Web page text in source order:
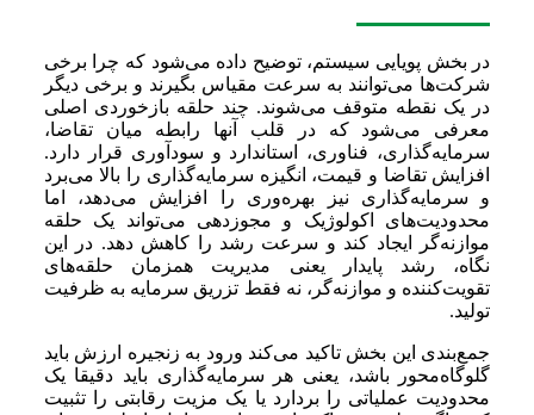
در بخش پویایی سیستم، توضیح داده می‌شود که چرا برخی
شرکت‌ها می‌توانند به سرعت مقیاس بگیرند و برخی دیگر
در یک نقطه متوقف می‌شوند. چند حلقه بازخوردی اصلی
معرفی می‌شود که در قلب آنها رابطه میان تقاضا،
سرمایه‌گذاری، فناوری، استاندارد و سودآوری قرار دارد.
افزایش تقاضا و قیمت، انگیزه سرمایه‌گذاری را بالا می‌برد
و سرمایه‌گذاری نیز بهره‌وری را افزایش می‌دهد، اما
محدودیت‌های اکولوژیک و مجوزدهی می‌تواند یک حلقه
موازنه‌گر ایجاد کند و سرعت رشد را کاهش دهد. در این
نگاه، رشد پایدار یعنی مدیریت همزمان حلقه‌های
تقویت‌کننده و موازنه‌گر، نه فقط تزریق سرمایه به ظرفیت
تولید.
جمع‌بندی این بخش تاکید می‌کند ورود به زنجیره ارزش باید
گلوگاه‌محور باشد، یعنی هر سرمایه‌گذاری باید دقیقا یک
محدودیت عملیاتی را بردارد یا یک مزیت رقابتی را تثبیت